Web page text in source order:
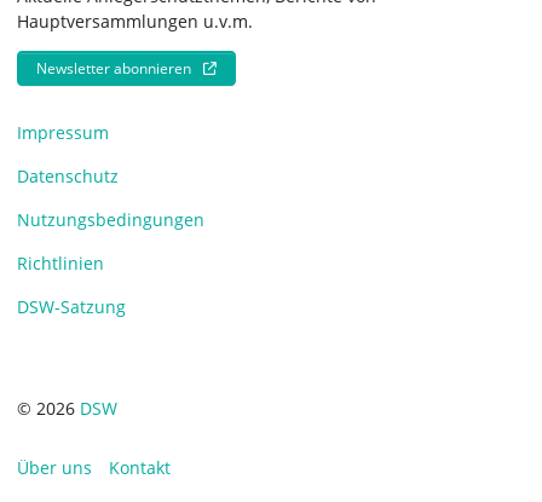
Hauptversammlungen u.v.m.
Newsletter abonnieren
Impressum
Datenschutz
Nutzungsbedingungen
Richtlinien
DSW-Satzung
© 2026 DSW
Über uns Kontakt